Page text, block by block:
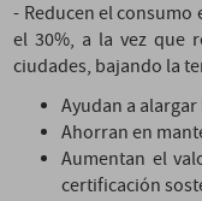
- Reducen el consumo
el 30%, a la vez que
ciudades, bajando la
Ayudan a
Ahorran en
Aumentan el
certificación